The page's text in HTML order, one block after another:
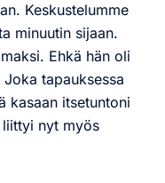
Keskustelumme
minuutin sijaan.
Ehkä hän oli
tapauksessa
kasaan itsetuntoni
liittyi nyt myös